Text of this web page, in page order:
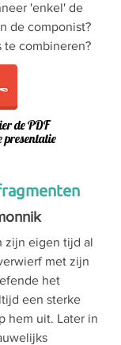
'enkel' de
de componist?
te combineren?
de PDF
presentatie
zijn eigen tijd al
met zijn
het
een sterke
hem uit. Later in